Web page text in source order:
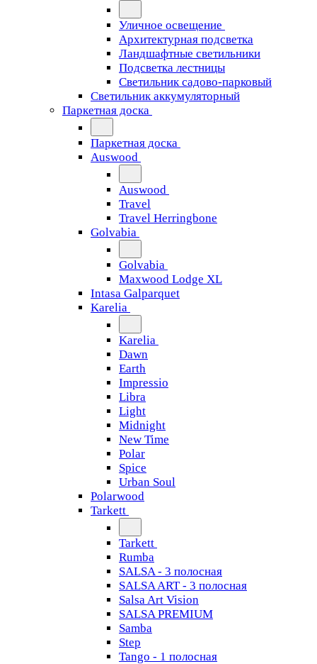
Уличное освещение
Архитектурная подсветка
Ландшафтные светильники
Подсветка лестницы
Светильник садово-парковый
Светильник аккумуляторный
Паркетная доска
Паркетная доска
Auswood
Auswood
Travel
Travel Herringbone
Golvabia
Golvabia
Maxwood Lodge XL
Intasa Galparquet
Karelia
Karelia
Dawn
Earth
Impressio
Libra
Light
Midnight
New Time
Polar
Spice
Urban Soul
Polarwood
Tarkett
Tarkett
Rumba
SALSA - 3 полосная
SALSA ART - 3 полосная
Salsa Art Vision
SALSA PREMIUM
Samba
Step
Tango - 1 полосная